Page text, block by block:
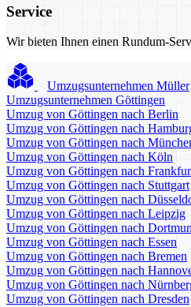
Service
Wir bieten Ihnen einen Rundum-
Umzugsunternehmen Müller
Umzugsunternehmen Göttingen
Umzug von Göttingen nach Berlin
Umzug von Göttingen nach
Umzug von Göttingen nach
Umzug von Göttingen nach Köln
Umzug von Göttingen nach
Umzug von Göttingen nach Stuttgart
Umzug von Göttingen nach
Umzug von Göttingen nach Leipzig
Umzug von Göttingen nach
Umzug von Göttingen nach Essen
Umzug von Göttingen nach Bremen
Umzug von Göttingen nach
Umzug von Göttingen nach
Umzug von Göttingen nach Dresden